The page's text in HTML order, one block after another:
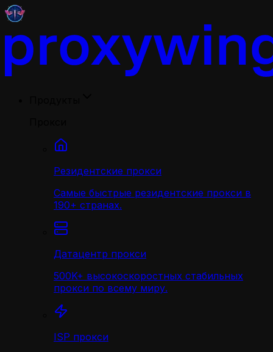
Резидентские прокси
Самые быстрые резидентские прокси в
190+ странах.
Датацентр прокси
500K+ высокоскоростных стабильных
прокси по всему миру.
ISP прокси